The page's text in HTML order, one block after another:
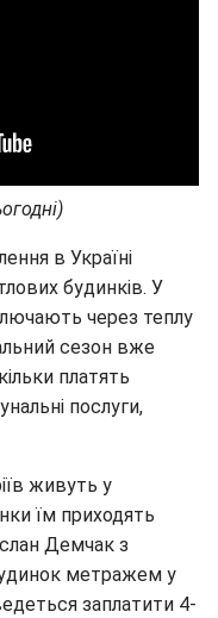
в Україні
будинків. У
через теплу
сезон вже
платять
послуги,
живуть у
їм приходять
Демчак з
метражем у
заплатити 4-